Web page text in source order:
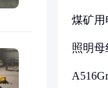
煤矿用
照明母